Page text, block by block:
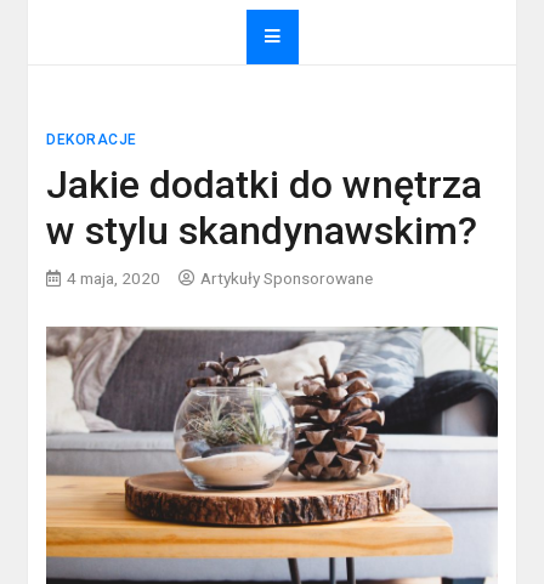
DEKORACJE
Jakie dodatki do wnętrza
w stylu skandynawskim?
4 maja, 2020 Artykuły Sponsorowane